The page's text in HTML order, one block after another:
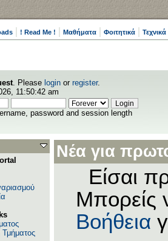
! Read Me ! Μαθήματα Φοιτητικά
. Please login or register.
11:50:42 am
password and session length
Τμήματος
Νέα για
Είσαι
Μπορείς
Βοήθεια